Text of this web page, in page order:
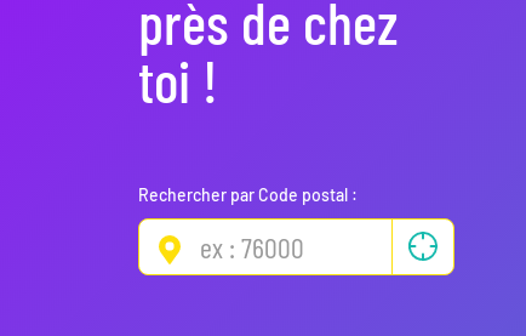
près de chez
toi !
Rechercher par Code postal :